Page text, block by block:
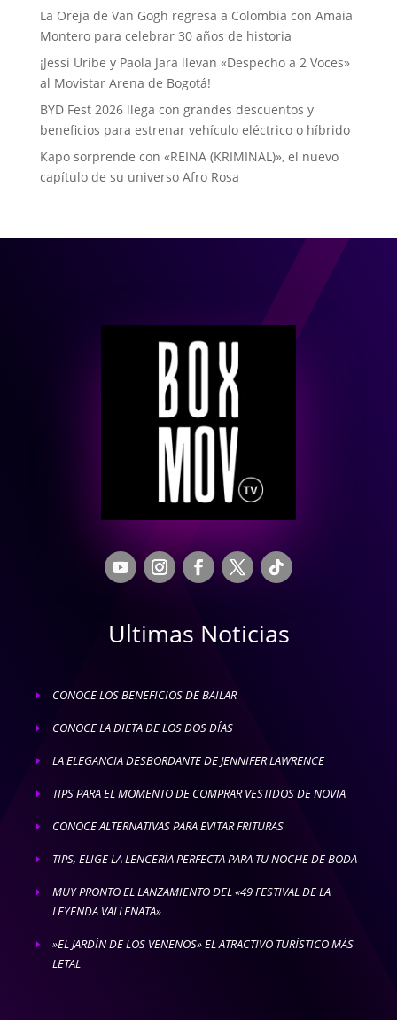
La Oreja de Van Gogh regresa a Colombia con Amaia
Montero para celebrar 30 años de historia
¡Jessi Uribe y Paola Jara llevan «Despecho a 2 Voces»
al Movistar Arena de Bogotá!
BYD Fest 2026 llega con grandes descuentos y
beneficios para estrenar vehículo eléctrico o híbrido
Kapo sorprende con «REINA (KRIMINAL)», el nuevo
capítulo de su universo Afro Rosa
Ultimas Noticias
E CONOCE LOS BENEFICIOS DE BAILAR
E CONOCE LA DIETA DE LOS DOS DÍAS
E LA ELEGANCIA DESBORDANTE DE JENNIFER LAWRENCE
E TIPS PARA EL MOMENTO DE COMPRAR VESTIDOS DE NOVIA
E CONOCE ALTERNATIVAS PARA EVITAR FRITURAS
E TIPS, ELIGE LA LENCERÍA PERFECTA PARA TU NOCHE DE BODA
E
MUY PRONTO EL LANZAMIENTO DEL «49 FESTIVAL DE LA
LEYENDA VALLENATA»
E
»EL JARDÍN DE LOS VENENOS» EL ATRACTIVO TURÍSTICO MÁS
LETAL